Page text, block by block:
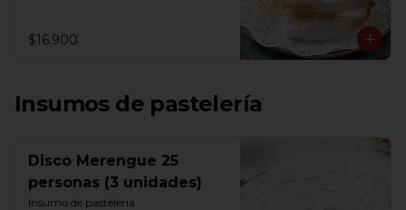
$16.900
Insumos de pastelería
Disco Merengue 25
personas (3 unidades)
Insumo de pastelería